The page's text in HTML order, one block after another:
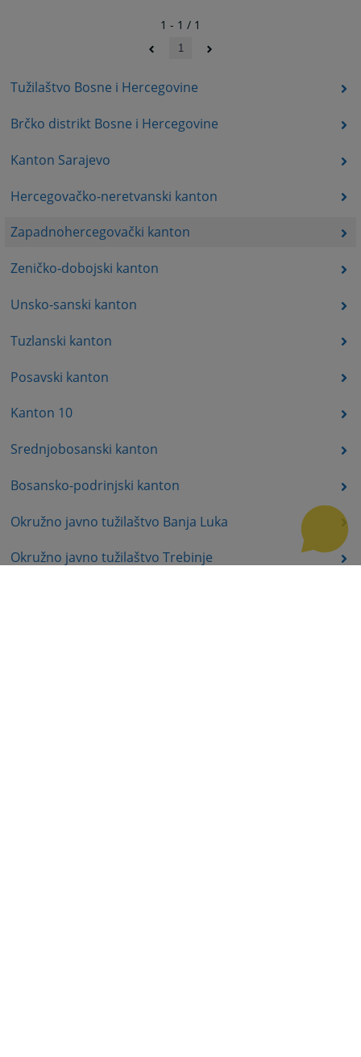
Tužilaštvo Bosne i Hercegovine
Brčko distrikt Bosne i Hercegovine
Kanton Sarajevo
Hercegovačko-neretvanski kanton
Zapadnohercegovački kanton
Zeničko-dobojski kanton
Unsko-sanski kanton
Tuzlanski kanton
Posavski kanton
Kanton 10
Srednjobosanski kanton
Bosansko-podrinjski kanton
Okružno javno tužilaštvo Banja Luka
Okružno javno tužilaštvo Trebinje
1 - 1 / 1
1